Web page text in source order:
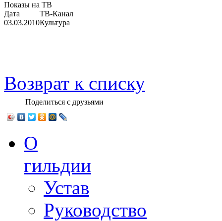
Показы на ТВ
Дата
ТВ-Канал
03.03.2010Культура
Возврат к списку
Поделиться с друзьями
О
гильдии
Устав
Руководство